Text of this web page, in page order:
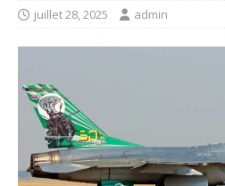
juillet 28, 2025 admin